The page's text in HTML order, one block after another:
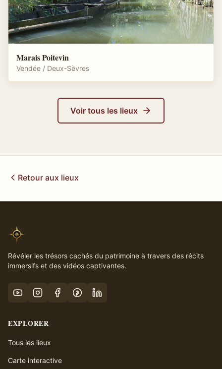
Marais Poitevin
Vendée / Deux-Sèvres
Voir tous les lieux
Retour aux lieux
Révéler les trésors cachés du patrimoine à travers des récits
immersifs et des vidéos captivantes.
EXPLORER
Tous les lieux
Carte interactive